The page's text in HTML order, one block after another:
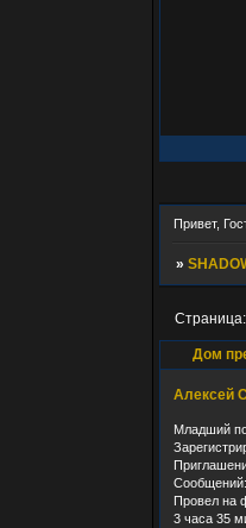
Привет,
»
Дом
Страница:
Алексей
Младший
Сообщений:
Провел на
3 часа 35